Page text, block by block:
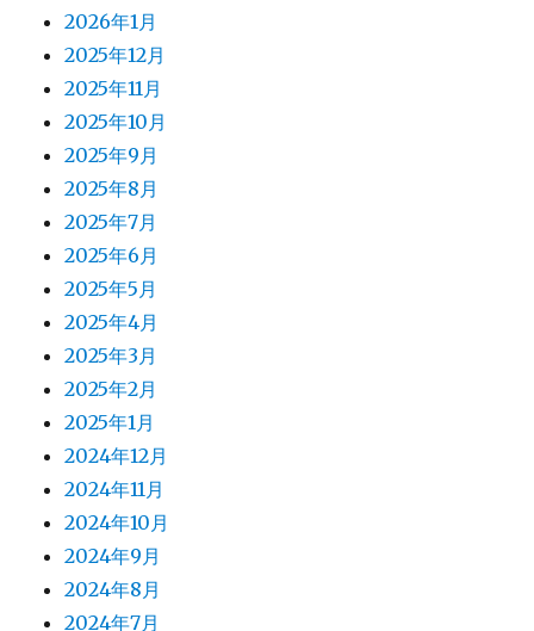
2026年1月
2025年12月
2025年11月
2025年10月
2025年9月
2025年8月
2025年7月
2025年6月
2025年5月
2025年4月
2025年3月
2025年2月
2025年1月
2024年12月
2024年11月
2024年10月
2024年9月
2024年8月
2024年7月